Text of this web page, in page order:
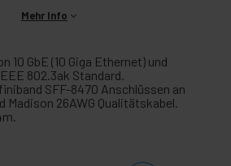
Mehr Info
10 GbE (10 Giga Ethernet) und
802.3ak Standard.
SFF-8470 Anschlüssen an
Madison 26AWG Qualitätskabel.